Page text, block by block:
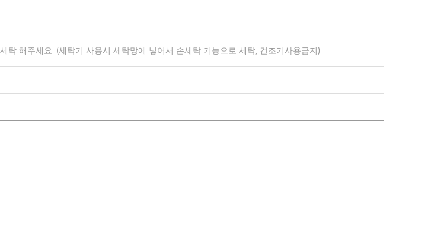
탁 해주세요. (세탁기 사용시 세탁망에 넣어서 손세탁 기능으로 세탁, 건조기사용금지)